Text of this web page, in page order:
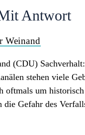
Antwort
Weinand
(CDU)
stehen viele
oftmals um
die Gefahr des